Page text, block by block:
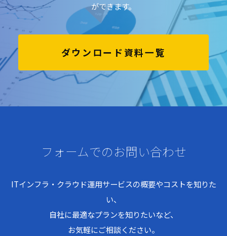
フォームでのお問い合わせ
ITインフラ・クラウド運用サービスの概要やコストを知りた
い、
自社に最適なプランを知りたいなど、
お気軽にご相談ください。
ができます。
ダウンロード資料一覧